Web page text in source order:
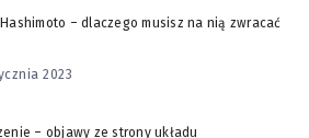
– dlaczego musisz na nią zwracać
2023
– objawy ze strony układu